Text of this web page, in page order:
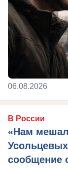
06.08.2026
В России
«Нам
сообщение